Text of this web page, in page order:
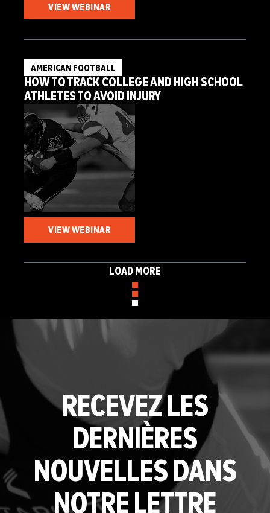
VIEW WEBINAR
AMERICAN FOOTBALL
HOW TO TRACK COLLEGE AND HIGH SCHOOL
ATHLETES TO AVOID INJURY
VIEW WEBINAR
LOAD MORE
RECEVEZ LES
DERNIÈRES
NOUVELLES DANS
NOTRE LETTRE